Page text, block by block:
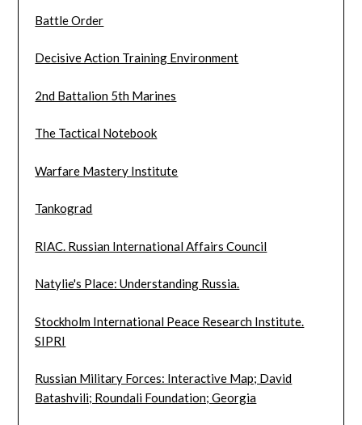
Battle Order
Decisive Action Training Environment
2nd Battalion 5th Marines
The Tactical Notebook
Warfare Mastery Institute
Tankograd
RIAC. Russian International Affairs Council
Natylie's Place: Understanding Russia.
Stockholm International Peace Research Institute.
SIPRI
Russian Military Forces: Interactive Map; David
Batashvili; Roundali Foundation; Georgia